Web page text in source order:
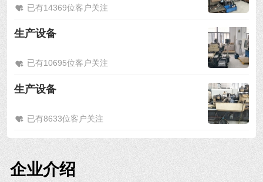
已有14369位客户关注
生产设备
已有10695位客户关注
生产设备
已有8633位客户关注
企业介绍